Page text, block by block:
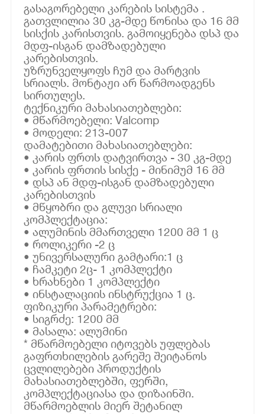
გასაგორებელი კარების სისტემა .
გათვლილია 30 კგ-მდე წონისა და 16 მმ
სისქის კარისთვის. გამოიყენება დსპ და
მდფ-ისგან დამზადებული
კარებისთვის.
უზრუნველყოფს ჩუმ და მარტვის
სრიალს. მონტაჟი არ წარმოადგენს
სირთულეს.
ტექნიკური მახასიათებლები:
• მწარმოებელი: Valcomp
• მოდელი: 213-007
დამატებითი მახასიათებლები:
• კარის ფრთს დატვირთვა - 30 კგ-მდე
• კარის ფრთის სისქე - მინიმუმ 16 მმ
• დსპ ან მდფ-ისგან დამზადებული
კარებისთვის
• მწყობრი და გლუვი სრიალი
კომპლექტაცია:
• ალუმინის მმართველი 1200 მმ 1 ც
• როლიკერი -2 ც
• უნივერსალური გამტარი:1 ც
• ჩამკეტი 2ც- 1 კომპლექტი
• ხრახნები 1 კომპლექტი
• ინსტალაციის ინსტრუქცია 1 ც.
ფიზიკური პარამეტრები:
• სიგრძე: 1200 მმ
• მასალა: ალუმინი
* მწარმოებელი იტოვებს უფლებას
გაფრთხილების გარეშე შეიტანოს
ცვლილებები პროდუქტის
მახასიათებლებში, ფერში,
კომპლექტაციასა და დიზაინში.
მწარმოებლის მიერ შეტანილ